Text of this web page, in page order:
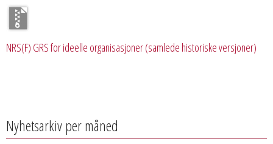
NRS(F) GRS for ideelle organisasjoner (samlede historiske versjoner)
Nyhetsarkiv per måned